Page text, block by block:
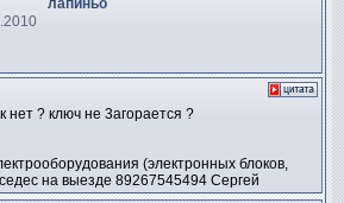
лапиньо
нет ? ключ не 3агорается ?
(электронных блоков,
на выезде 89267545494 Сергей